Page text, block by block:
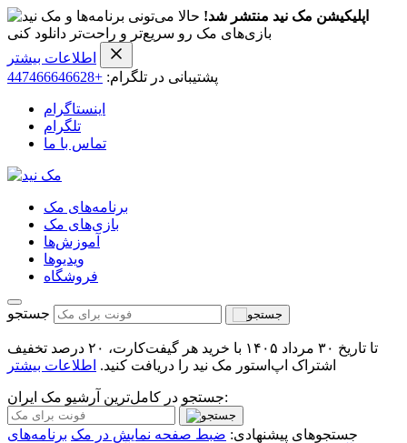
اپلیکیشن مک نید منتشر شد! حالا می‌تونی برنامه‌ها و
بازی‌های مک رو سریع‌تر و راحت‌تر دانلود کنی
اطلاعات بیشتر
پشتیبانی در تلگرام: +447466646628
اینستاگرام
تلگرام
تماس با ما
برنامه‌های مک
بازی‌های مک
آموزش‌ها
ویدیو‌ها
فروشگاه
جستجو
تا تاریخ ۳۰ مرداد ۱۴۰۵ با خرید هر گیفت‌کارت، ۲۰ درصد تخفیف
اشتراک اپ‌استور مک نید را دریافت کنید. اطلاعات بیشتر
جستجو در کامل‌ترین آرشیو مک ایران:
جستجوهای پیشنهادی: ضبط صفحه نمایش در مک برنامه‌های